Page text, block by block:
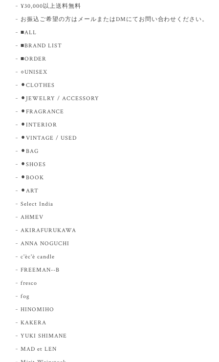
¥30,000以上送料無料
お振込ご希望の方はメールまたはDMにてお問い合わせください。
■ALL
■BRAND LIST
■ORDER
○UNISEX
⚫︎CLOTHES
⚫︎JEWELRY / ACCESSORY
⚫︎FRAGRANCE
⚫︎INTERIOR
⚫︎VINTAGE / USED
⚫︎BAG
⚫︎SHOES
⚫︎BOOK
⚫︎ART
Select India
AHMEV
AKIRAFURUKAWA
ANNA NOGUCHI
c'èc'è candle
FREEMAN--B
fresco
fog
HINOMIHO
KAKERA
YUKI SHIMANE
MAD et LEN